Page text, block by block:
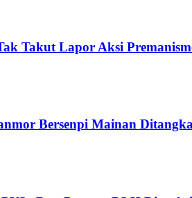
Takut Lapor Aksi
Bersenpi Mainan